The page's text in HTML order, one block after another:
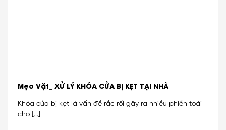
Mẹo Vặt_ XỬ LÝ KHÓA CỬA BỊ KẸT TẠI NHÀ
Khóa cửa bị kẹt là vấn đề rắc rối gây ra nhiều phiền toái
cho [...]